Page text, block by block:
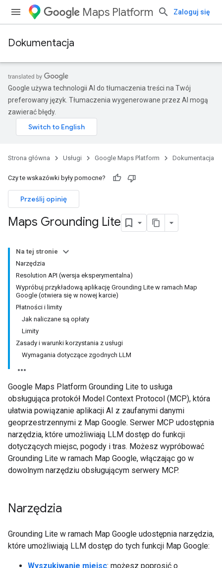
Maps Platform Zaloguj się
Dokumentacja
Google używa technologii AI do tłumaczenia treści na Twój
preferowany język. Tłumaczenia wygenerowane przez AI mogą
zawierać błędy.
Strona główna Usługi Google Maps Platform Dokumentacja
Czy te wskazówki były pomocne?
Prześlij opinię
Maps Grounding Lite
Na tej stronie
Narzędzia
Resolution API (wersja eksperymentalna)
Wypróbuj przykładową aplikację Grounding Lite w ramach Map
Google (otwiera się w nowej karcie)
Płatności i limity
Jak naliczane są opłaty
Limity
Zasady i warunki korzystania z usługi
Wymagania dotyczące zgodnych LLM
Google Maps Platform Grounding Lite to usługa
obsługująca protokół Model Context Protocol (MCP), która
ułatwia powiązanie aplikacji AI z zaufanymi danymi
geoprzestrzennymi z Map Google. Serwer MCP udostępnia
narzędzia, które umożliwiają LLM dostęp do funkcji
dotyczących miejsc, pogody i tras. Możesz wypróbować
Grounding Lite w ramach Map Google, włączając go w
dowolnym narzędziu obsługującym serwery MCP.
Narzędzia
Grounding Lite w ramach Map Google udostępnia narzędzia,
które umożliwiają LLM dostęp do tych funkcji Map Google:
Wyszukiwanie miejsc: możesz poprosić o